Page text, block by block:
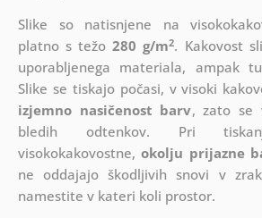
Slike so natisnjene na
platno s težo280 g/m2. Kakovost
uporabljenega materiala, ampak
Slike se tiskajo počasi, v visoki
izjemno nasičenost barv, zato se
bledih odtenkov. Pri
visokokakovostne,okolju prijazne
ne oddajajo škodljivih snovi v
namestite v kateri koli prostor.